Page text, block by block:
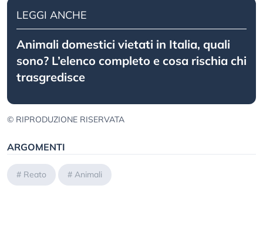
LEGGI ANCHE
Animali domestici vietati in Italia, quali
sono? L’elenco completo e cosa rischia chi
trasgredisce
© RIPRODUZIONE RISERVATA
ARGOMENTI
# Reato # Animali